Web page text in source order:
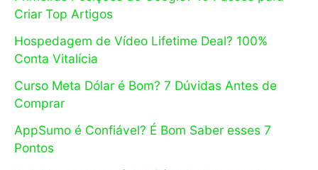
Criar Top Artigos
Hospedagem de Vídeo Lifetime Deal? 100%
Conta Vitalícia
Curso Meta Dólar é Bom? 7 Dúvidas Antes de
Comprar
AppSumo é Confiável? É Bom Saber esses 7
Pontos